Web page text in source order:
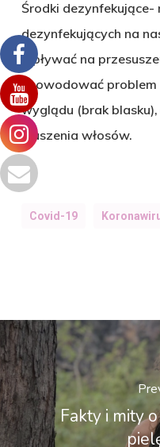
Środki dezynfekujące-
dezynfekujących na
wpływać na
spowodować problem
wyglądu (brak
kruszenia włosów.
Covid-19
Fakty i mity